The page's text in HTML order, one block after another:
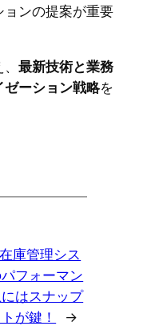
ンの提案が重要
最新技術と業務
ーション戦略を
在庫管理シス
フォーマン
はスナップ
が鍵！
→